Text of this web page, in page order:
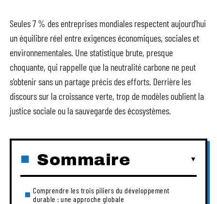
Seules 7 % des entreprises mondiales respectent aujourd’hui
un équilibre réel entre exigences économiques, sociales et
environnementales. Une statistique brute, presque
choquante, qui rappelle que la neutralité carbone ne peut
s’obtenir sans un partage précis des efforts. Derrière les
discours sur la croissance verte, trop de modèles oublient la
justice sociale ou la sauvegarde des écosystèmes.
Sommaire
Comprendre les trois piliers du développement
durable : une approche globale